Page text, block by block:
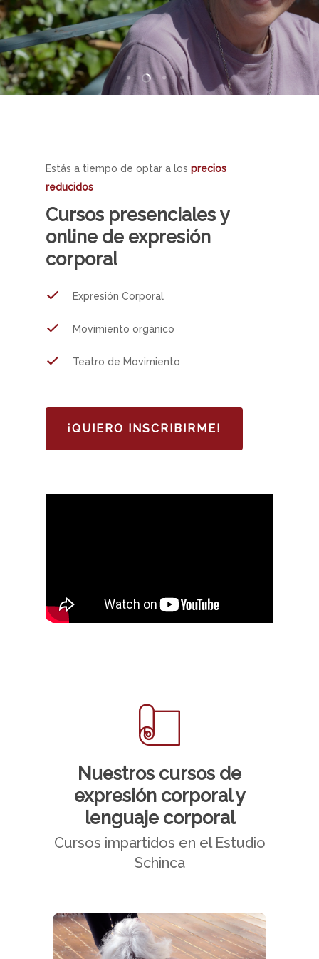
Estás a tiempo de optar a losprecios
reducidos
Cursos presenciales y
online de expresión
corporal
Expresión Corporal
Movimiento orgánico
Teatro de Movimiento
¡QUIERO INSCRIBIRME!
Nuestros cursos de
expresión corporal y
lenguaje corporal
Cursos impartidos en el Estudio
Schinca